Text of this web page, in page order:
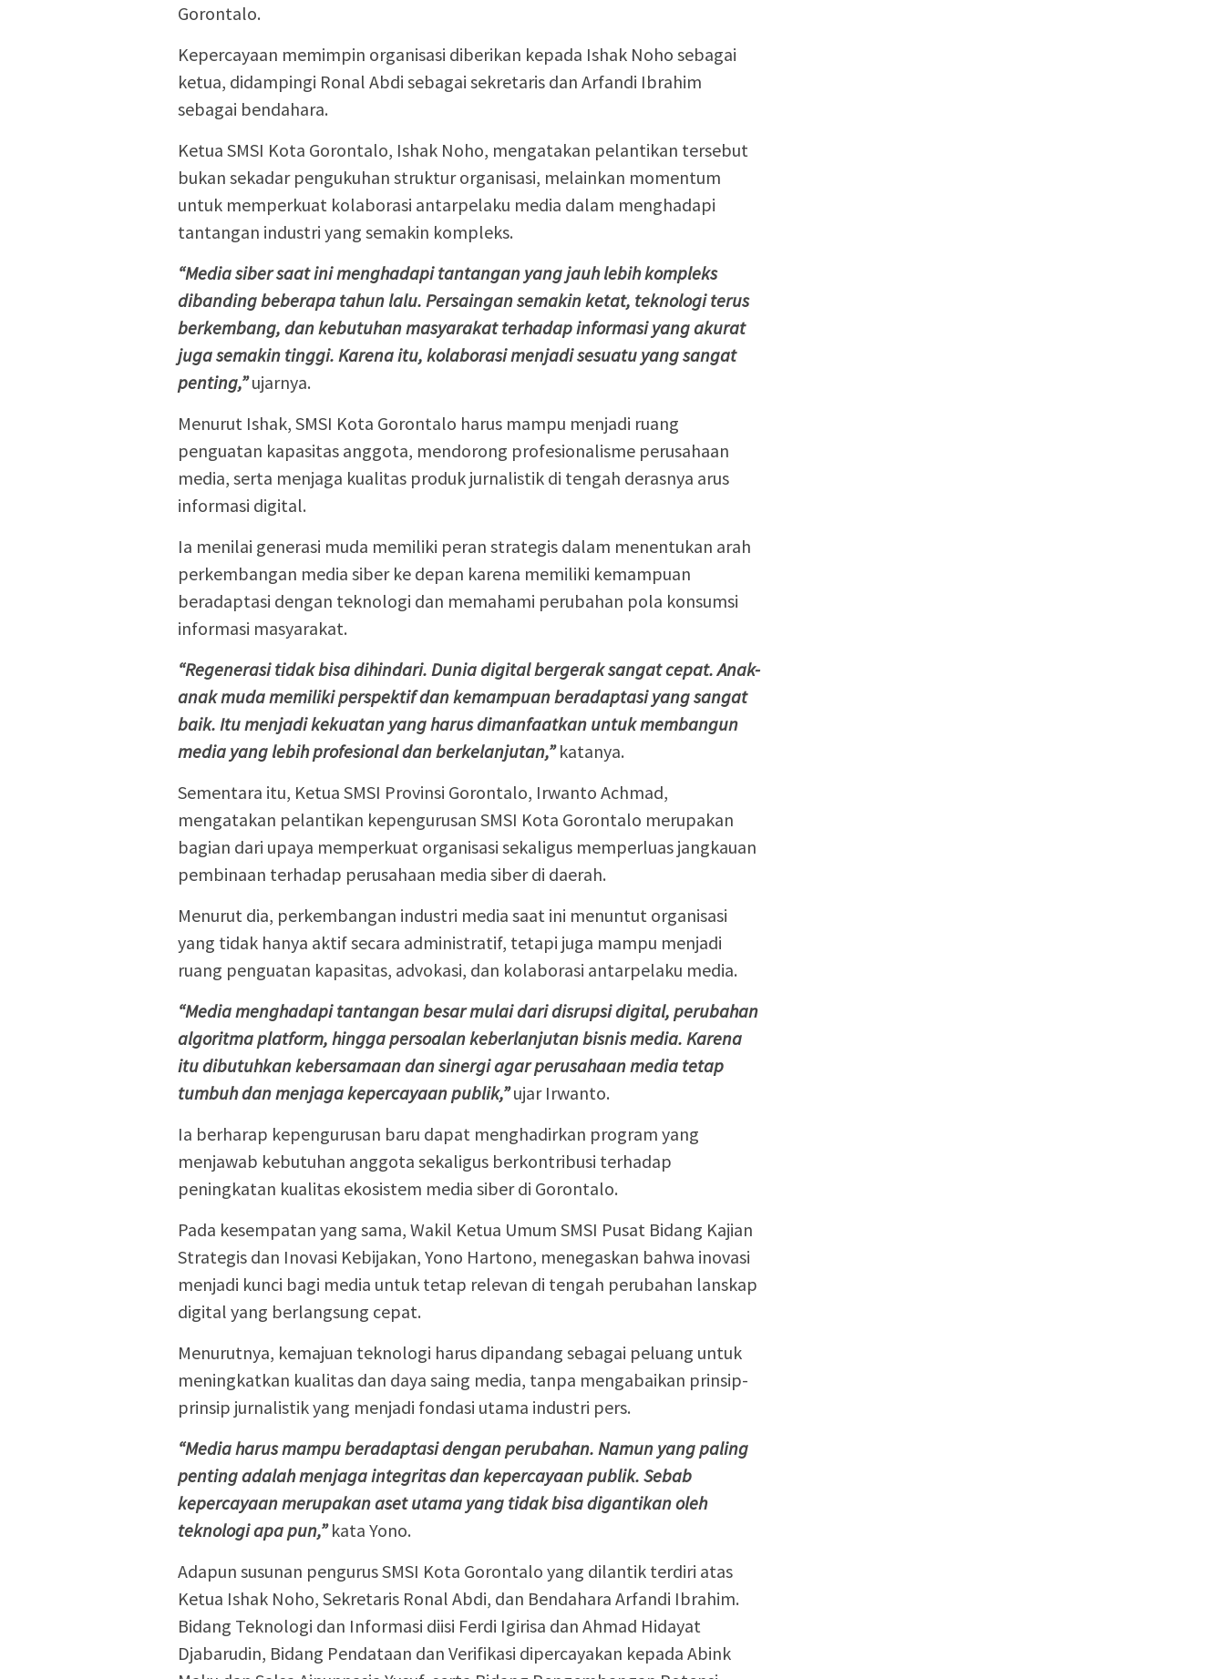
Gorontalo.
Kepercayaan memimpin organisasi diberikan kepada Ishak Noho sebagai
ketua, didampingi Ronal Abdi sebagai sekretaris dan Arfandi Ibrahim
sebagai bendahara.
Ketua SMSI Kota Gorontalo, Ishak Noho, mengatakan pelantikan tersebut
bukan sekadar pengukuhan struktur organisasi, melainkan momentum
untuk memperkuat kolaborasi antarpelaku media dalam menghadapi
tantangan industri yang semakin kompleks.
“Media siber saat ini menghadapi tantangan yang jauh lebih kompleks
dibanding beberapa tahun lalu. Persaingan semakin ketat, teknologi terus
berkembang, dan kebutuhan masyarakat terhadap informasi yang akurat
juga semakin tinggi. Karena itu, kolaborasi menjadi sesuatu yang sangat
penting,”ujarnya.
Menurut Ishak, SMSI Kota Gorontalo harus mampu menjadi ruang
penguatan kapasitas anggota, mendorong profesionalisme perusahaan
media, serta menjaga kualitas produk jurnalistik di tengah derasnya arus
informasi digital.
Ia menilai generasi muda memiliki peran strategis dalam menentukan arah
perkembangan media siber ke depan karena memiliki kemampuan
beradaptasi dengan teknologi dan memahami perubahan pola konsumsi
informasi masyarakat.
“Regenerasi tidak bisa dihindari. Dunia digital bergerak sangat cepat. Anak-
anak muda memiliki perspektif dan kemampuan beradaptasi yang sangat
baik. Itu menjadi kekuatan yang harus dimanfaatkan untuk membangun
media yang lebih profesional dan berkelanjutan,”katanya.
Sementara itu, Ketua SMSI Provinsi Gorontalo, Irwanto Achmad,
mengatakan pelantikan kepengurusan SMSI Kota Gorontalo merupakan
bagian dari upaya memperkuat organisasi sekaligus memperluas jangkauan
pembinaan terhadap perusahaan media siber di daerah.
Menurut dia, perkembangan industri media saat ini menuntut organisasi
yang tidak hanya aktif secara administratif, tetapi juga mampu menjadi
ruang penguatan kapasitas, advokasi, dan kolaborasi antarpelaku media.
“Media menghadapi tantangan besar mulai dari disrupsi digital, perubahan
algoritma platform, hingga persoalan keberlanjutan bisnis media. Karena
itu dibutuhkan kebersamaan dan sinergi agar perusahaan media tetap
tumbuh dan menjaga kepercayaan publik,”ujar Irwanto.
Ia berharap kepengurusan baru dapat menghadirkan program yang
menjawab kebutuhan anggota sekaligus berkontribusi terhadap
peningkatan kualitas ekosistem media siber di Gorontalo.
Pada kesempatan yang sama, Wakil Ketua Umum SMSI Pusat Bidang Kajian
Strategis dan Inovasi Kebijakan, Yono Hartono, menegaskan bahwa inovasi
menjadi kunci bagi media untuk tetap relevan di tengah perubahan lanskap
digital yang berlangsung cepat.
Menurutnya, kemajuan teknologi harus dipandang sebagai peluang untuk
meningkatkan kualitas dan daya saing media, tanpa mengabaikan prinsip-
prinsip jurnalistik yang menjadi fondasi utama industri pers.
“Media harus mampu beradaptasi dengan perubahan. Namun yang paling
penting adalah menjaga integritas dan kepercayaan publik. Sebab
kepercayaan merupakan aset utama yang tidak bisa digantikan oleh
teknologi apa pun,”kata Yono.
Adapun susunan pengurus SMSI Kota Gorontalo yang dilantik terdiri atas
Ketua Ishak Noho, Sekretaris Ronal Abdi, dan Bendahara Arfandi Ibrahim.
Bidang Teknologi dan Informasi diisi Ferdi Igirisa dan Ahmad Hidayat
Djabarudin, Bidang Pendataan dan Verifikasi dipercayakan kepada Abink